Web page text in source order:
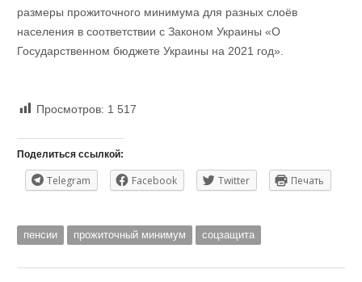
размеры прожиточного минимума для разных слоёв
населения в соответствии с Законом Украины «О
Государственном бюджете Украины на 2021 год».
Просмотров: 1 517
Поделиться ссылкой:
Telegram Facebook Twitter Печать
пенсии прожиточный минимум соцзащита